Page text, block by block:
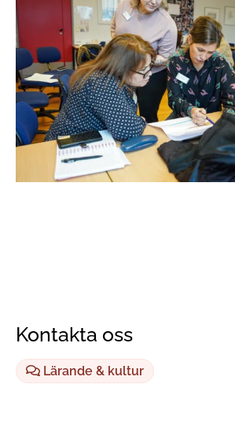
Kontakta oss
Lärande & kultur